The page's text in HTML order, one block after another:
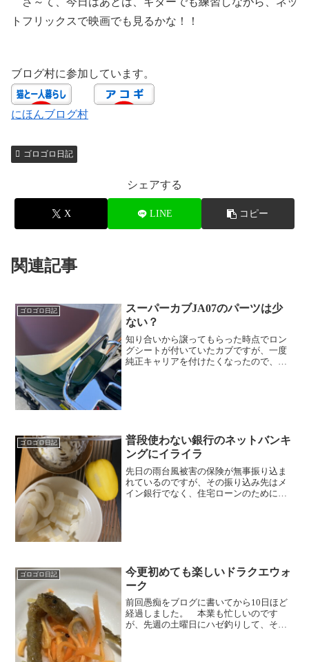
トフリックスで映画でも見るかな！！
ブログ村に参加しています。
にほんブログ村
ゴロゴロ日記
シェアする
X LINE コピー
関連記事
ゴロゴロ日記
スーパーカブJA07のパーツは少
ない？
知り合いから譲ってもらった時点でロン
グシートが付いていたカブですが、一度
純正キャリアを付けたくなったので、シ
ゴロゴロ日記
普段使わない銀行のネットバンキ
ングにイライラ
先日の雨台風被害の保険が無事振り込ま
れているのですが、その振り込み先はメ
イン銀行でなく、住宅ローンのために開
ゴロゴロ日記
今更初めても楽しいドラクエウォ
ーク
前回愚痴をブログに書いてから10日ほど
経過しました。 本業も忙しいのです
が、先週の土曜日にハゼ釣りして、その